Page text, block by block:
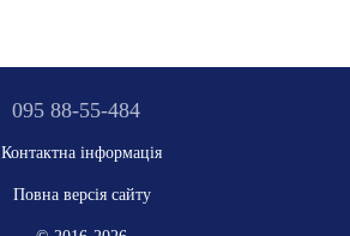
095 88-55-484
Контактна інформація
Повна версія сайту